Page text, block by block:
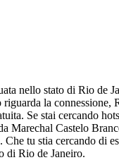
nello stato di Rio
la
Se stai cercando
Castelo
tu stia cercando di
di Rio de Janeiro.